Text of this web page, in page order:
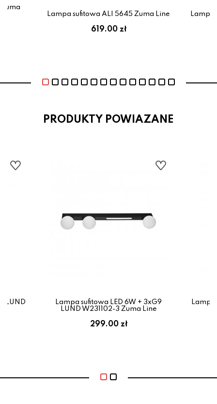
Zuma
Lampa sufitowa ALI 5645 Zuma Line
619.00 zł
Lampa
PRODUKTY POWIAZANE
LUND
Lampa sufitowa LED 6W + 3xG9
LUND W231102-3 Zuma Line
299.00 zł
Lampa